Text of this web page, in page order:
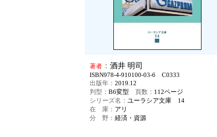
著者 ： 酒井 明司
ISBN978-4-910100-03-6 C0333
出版年： 2019.12
判型： B6変型 頁数： 112ページ
シリーズ名： ユーラシア文庫 14
在 庫： アリ
分 野： 経済・資源